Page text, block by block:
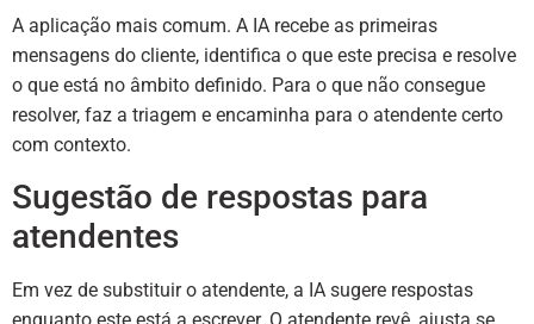
A aplicação mais comum. A IA recebe as primeiras
mensagens do cliente, identifica o que este precisa e resolve
o que está no âmbito definido. Para o que não consegue
resolver, faz a triagem e encaminha para o atendente certo
com contexto.
Sugestão de respostas para
atendentes
Em vez de substituir o atendente, a IA sugere respostas
enquanto este está a escrever. O atendente revê, ajusta se